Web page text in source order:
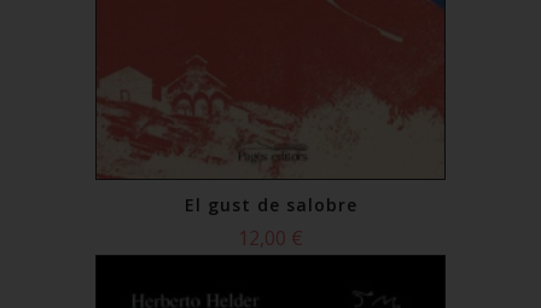
El gust de salobre
12,00 €